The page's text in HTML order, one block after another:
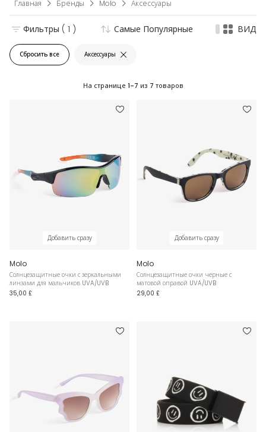
Главная Бренды Molo Аксессуары
Сбросить все Аксессуары
Фильтры ( 1 ) Самые Популярные ВИД
На странице 1-7 из 7 товаров
Добавить сразу
Molo
Солнцезащитные очки с зеркальными
линзами для мальчиков UVA/UVB
35,00 £
Добавить сразу
Molo
Солнцезащитные очки черные с
матовой оправой UVA/UVB
29,00 £